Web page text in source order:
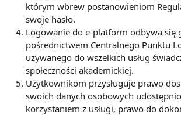
którym wbrew postanowieniom
swoje hasło.
Logowanie do e-platform odbywa się
pośrednictwem Centralnego Punktu
używanego do wszelkich usług
społeczności akademickiej.
Użytkownikom przysługuje prawo
swoich danych osobowych
korzystaniem z usługi, prawo do